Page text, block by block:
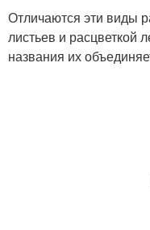
Отличаются эти виды
листьев и расцветкой
названия их